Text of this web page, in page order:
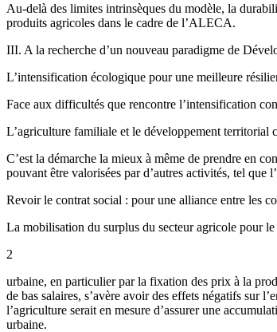
Au-delà des limites intrinsèques du modèle, la
produits agricoles dans le cadre de l’ALECA.
III. A la recherche d’un nouveau paradigme de
L’intensification écologique pour une meilleure
Face aux difficultés que rencontre l’intensification
L’agriculture familiale et le développement territorial
C’est la démarche la mieux à même de prendre en
pouvant être valorisées par d’autres activités, tel que
Revoir le contrat social : pour une alliance entre les
La mobilisation du surplus du secteur agricole pour
2
urbaine, en particulier par la fixation des prix à la
de bas salaires, s’avère avoir des effets négatifs sur
l’agriculture serait en mesure d’assurer une
urbaine.